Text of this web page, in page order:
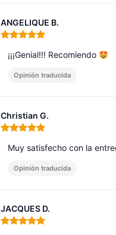
ANGELIQUE B.
Nota: 5 de 5
¡¡¡Genial!!! Recomiendo
Opinión traducida
Christian G.
Nota: 5 de 5
Muy satisfecho con la
Opinión traducida
JACQUES D.
Nota: 5 de 5